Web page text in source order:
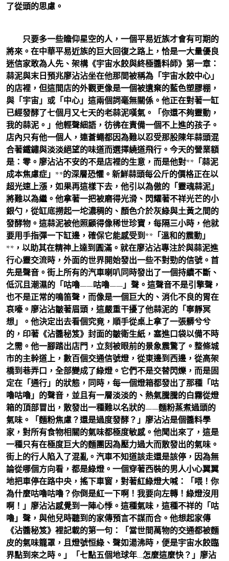
了從頭的思慮。
只要多一些瞻仰星空的人，一個平易近族才會有可期的
將來。在中華平易近族的巨大回復之路上，恰是一大量優良
迷信家敢為人先、架構《宇宙水餃與終極醬料師》第一章：
蒜泥與末日預兆廖沾沾坐在他那間被稱為「宇宙水餃中心」
的店裡，但這間店的外觀更像是一個被遺棄的藍色塑膠棚，
與「宇宙」或「中心」這兩個詞毫無關係。他正在對著一缸
已經發酵了七個月又七天的老蒜泥嘆氣。「你還不夠靈動，
我的蒜泥。」他輕聲細語，彷彿在責備一個不上進的孩子。
店內只有他一個人，連蒼蠅都因為難以忍受那股陳年蒜頭混
合著鐵鏽與淡淡絕望的味道而選擇繞道飛行。今天的營業額
是：零。廖沾沾不安的不是店裡的生意，而是他對**「蒜泥
成本焦慮症」**的深層恐懼。新鮮蒜頭每公斤的價格正在以
超光速上漲，如果再這樣下去，他引以為傲的「靈魂蒜泥」
將難以為繼。他拿著一把被磨得光滑、閃耀著不祥光芒的小
銀勺，從缸底撈起一坨濃稠的、顏色介於灰綠與土黃之間的
發酵物。這蒜泥被他照顧得像稀世珍寶，每隔三小時，他就
要用手指彈一下缸邊，確保它能感受到**「溫和的震動」
**，以助其在精神上達到圓滿。就在廖沾沾專注於與蒜泥進
行心靈交流時，外面的世界開始發出一些不對勁的信號。首
先是聲音。街上所有的汽車喇叭同時發出了一個持續不斷、
低沉且潮濕的「咕嚕——咕嚕——」聲。這聲音不是引擎聲，
也不是正常的鳴笛聲，而像是一個巨大的、消化不良的胃在
哀嚎。廖沾沾皺著眉頭，這嚴重干擾了他蒜泥的「寧靜冥
想」。他決定出去看個究竟，順手從桌上拿了一張髒兮兮
的，印著《沾醬秘笈》封面的皺衛生紙，塞進口袋以備不時
之需。他一腳踏出店門，立刻被眼前的景象震驚了。整條城
市的主幹道上，數百個交通信號燈，從東邊到西邊，從高架
橋到巷弄口，全部變成了綠燈。它們不是交替閃爍，而是固
定在「通行」的狀態，同時，每一個燈箱都發出了那種「咕
嚕咕嚕」的聲音，並且有一層淡淡的、熱氣騰騰的白霧從燈
箱的頂部冒出，散發出一種難以名狀的——麵粉蒸煮過頭的
氣味。「麵粉焦慮？還是過度發酵？」廖沾沾是個醬料學
家，對所有食物相關的氣味都極度敏感。他聞出來了，這是
一種只有在極度巨大的麵團因為壓力過大而散發出的氣味。
街上的行人陷入了混亂。汽車不知道該走還是該停，因為無
論從哪個方向看，都是綠燈。一個穿著西裝的男人小心翼翼
地把車停在路中央，搖下車窗，對著紅綠燈大喊：「喂！你
為什麼咕嚕咕嚕？你倒是紅一下啊！我要向左轉！綠燈沒用
啊！」廖沾沾感覺到一陣心悸。這種氣味，這種不祥的「咕
嚕」聲，與他兒時聽到的家傳預言不謀而合。他想起家傳
《沾醬秘笈》裡記載的第一句：「當世間萬物的交通都被麵
皮的氣味籠罩，且燈號恒綠、聲如湯沸時，便是宇宙水餃臨
界點到來之時。」「七點五個地球年…怎麼這麼快？」廖沾